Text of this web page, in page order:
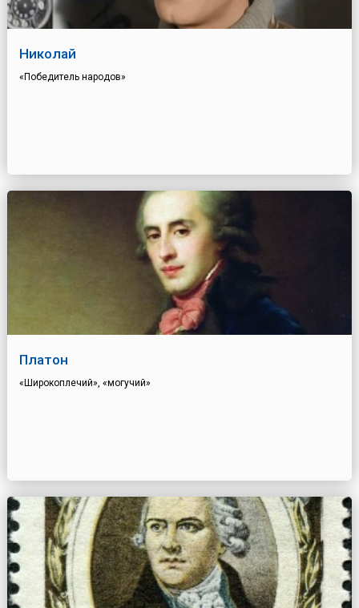
Николай
«Победитель народов»
Платон
«Широкоплечий», «могучий»